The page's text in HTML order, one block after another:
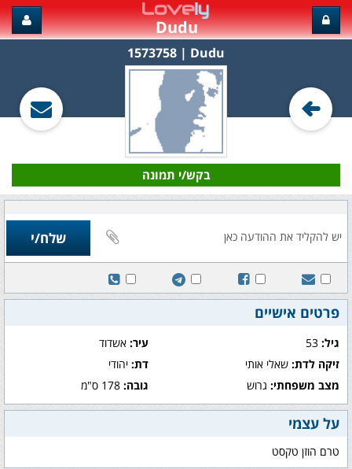
Dudu
Dudu‏ | 1573758
בקש/י תמונה
פרטים אישיים
גיל: עיר:אשדוד
זיקה לדת: שאלי אותי דת:יהודי
מצב משפחתי: גרוש גובה:178 ס"מ
על עצמי
טרם הוזן טקסט